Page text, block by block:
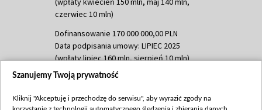
czerwiec 10 mln)
Dofinansowanie 170 000 000,00 PLN
Data podpisania umowy: LIPIEC 2025
(wpłaty lipiec 160 mln, sierpień 10 mln)
Dofinansowanie 60 000 000,00 PLN
(wpłata wrzesień 60 mln)
Szanujemy Twoją prywatność
Kliknij "Akceptuję i przechodzę do serwisu", aby wyrazić zgody na